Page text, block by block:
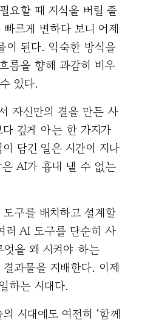
요할 때 지식을 버릴 줄
르게 변하다 보니 어제
이 된다. 익숙한 방식을
름을 향해 과감히 비우
있다.
자신만의 결을 만든 사
깊게 아는 한 가지가
담긴 일은 시간이 지나
AI가 흉내 낼 수 없는
구를 배치하고 설계할
AI 도구를 단순히 사
엇을 왜 시켜야 하는
과물을 지배한다. 이제
하는 시대다.
시대에도 여전히 ‘함께